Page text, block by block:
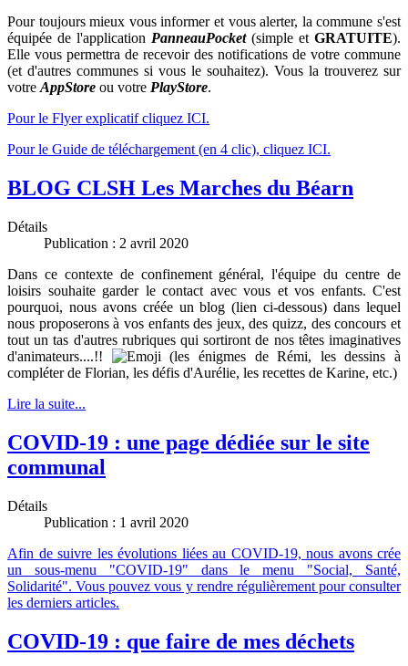
Pour toujours mieux vous informer et vous alerter, la commune s'est
équipée de l'application PanneauPocket(simple et GRATUITE).
Elle vous permettra de recevoir des notifications de votre commune
(et d'autres communes si vous le souhaitez). Vous la trouverez sur
votre AppStore ou votre PlayStore.
Pour le Flyer explicatif cliquez ICI.
Pour le Guide de téléchargement (en 4 clic), cliquez ICI.
BLOG CLSH Les Marches du Béarn
Détails
Publication : 2 avril 2020
Dans ce contexte de confinement général, l'équipe du centre de
loisirs souhaite garder le contact avec vous et vos enfants. C'est
pourquoi, nous avons créée un blog (lien ci-dessous) dans lequel
nous proposerons à vos enfants des jeux, des quizz, des concours et
tout un tas d'autres rubriques qui sortiront de nos têtes imaginatives
d'animateurs....!!
(les énigmes de Rémi, les dessins à
compléter de Florian, les défis d'Aurélie, les recettes de Karine, etc.)
Lire la suite...
COVID-19 : une page dédiée sur le site
communal
Détails
Publication : 1 avril 2020
Afin de suivre les évolutions liées au COVID-19, nous avons crée
un sous-menu "COVID-19" dans le menu "Social, Santé,
Solidarité". Vous pouvez vous y rendre régulièrement pour consulter
les derniers articles.
COVID-19 : que faire de mes déchets